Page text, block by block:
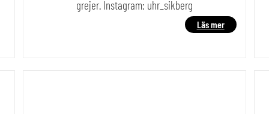
grejer. Instagram: uhr_sikberg
Läs mer